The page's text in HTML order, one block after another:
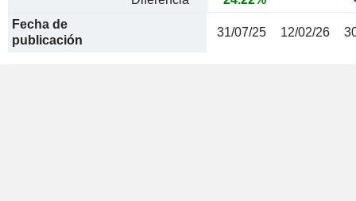
Fecha de
publicación
31/07/25 12/02/26